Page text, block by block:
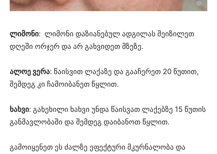
ლიმონი: ლიმონი დაზიანებულ ადგილას შეიზილეთ
დღეში ორჯერ და არ გახვიდეთ მზეზე.
ალოე ვერა: წაისვით ლაქაზე და გააჩერეთ 20 წუთით,
შემდეგ კი ჩამოიბანეთ წყლით.
ხახვი: გახეხილი ხახვი უნდა წაისვათ ლაქებზე 15 წუთის
განმავლობაში და შემდეგ დაიბანოთ წყლით.
გამოიყენეთ ეს ძალზე ეფექტური მკურნალობა და